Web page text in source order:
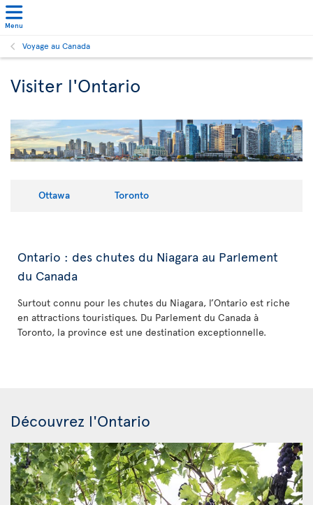
Menu
Voyage au Canada
Visiter l'Ontario
Ottawa Toronto
Ontario : des chutes du Niagara au Parlement
du Canada
Surtout connu pour les chutes du Niagara, l’Ontario est riche
en attractions touristiques. Du Parlement du Canada à
Toronto, la province est une destination exceptionnelle.
Découvrez l'Ontario